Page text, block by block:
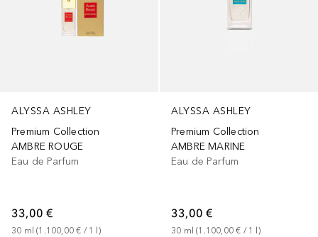
ALYSSA ASHLEY
Premium Collection
AMBRE ROUGE
Eau de Parfum
33,00 €
30 ml (1.100,00 € / 1 )
ALYSSA ASHLEY
Premium Collection
AMBRE MARINE
Eau de Parfum
33,00 €
30 ml (1.100,00 € / 1 )